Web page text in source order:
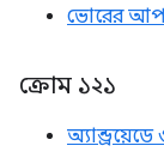
ভোরের
ক্রোম ১২১